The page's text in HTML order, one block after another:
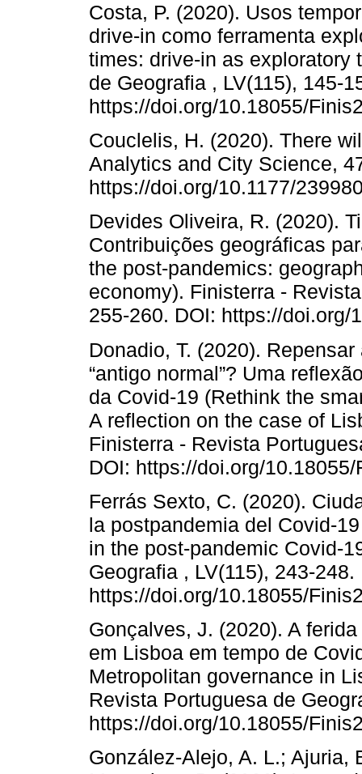
Costa, P. (2020). Usos
drive-in como ferramenta
times: drive-in as exploratory
de Geografia , LV(115), 145-
https://doi.org/10.18055/
Couclelis, H. (2020). There
Analytics and City Science,
https://doi.org/10.1177/
Devides Oliveira, R. (2020).
Contribuições geográficas
the post-pandemics:
economy). Finisterra -
255-260. DOI: https://
Donadio, T. (2020).
“antigo normal”? Uma
da Covid-19 (Rethink the
A reflection on the case of
Finisterra - Revista
DOI: https://doi.org/
Ferrás Sexto, C. (2020).
la postpandemia del Covid-
in the post-pandemic Covid-
Geografia , LV(115), 243-248.
https://doi.org/10.18055/
Gonçalves, J. (2020). A
em Lisboa em tempo de
Metropolitan governance in
Revista Portuguesa de
https://doi.org/10.18055/
González-Alejo, A. L.; Ajuria,